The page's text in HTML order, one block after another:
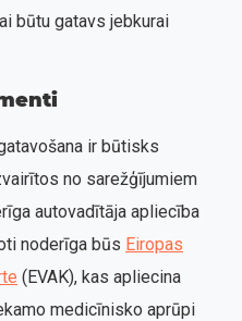
būtu gatavs jebkurai
ir būtisks
no sarežģījumiem
autovadītāja apliecība
noderīga būs Eiropas
(EVAK), kas apliecina
medicīnisko aprūpi